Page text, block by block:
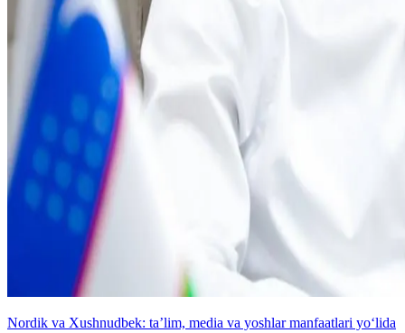
Nordik va Xushnudbek: taʼlim, media va yoshlar manfaatlari yo‘lida